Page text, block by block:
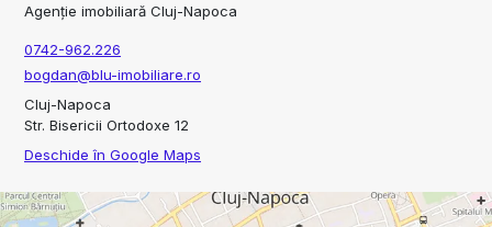
Agenție imobiliară Cluj-Napoca
0742-962.226
bogdan@blu-imobiliare.ro
Cluj-Napoca
Str. Bisericii Ortodoxe 12
Deschide în Google Maps